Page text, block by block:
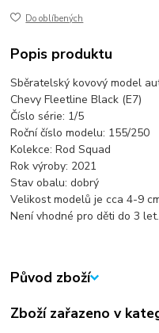
Do oblíbených
Popis produktu
Sběratelský kovový model
Chevy Fleetline Black (E7)
Číslo série: 1/5
Roční číslo modelu: 155/250
Kolekce: Rod Squad
Rok výroby: 2021
Stav obalu: dobrý
Velikost modelů je cca 4-9
Není vhodné pro děti do 3 let.
Původ zboží
Zboží zařazeno v